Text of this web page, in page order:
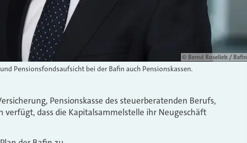
© Bernd Roselieb / Bafin
Pensionsfondsaufsicht bei der Bafin auch Pensionskassen.
Pensionskasse des steuerberatenden Berufs,
dass die Kapitalsammelstelle ihr Neugeschäft